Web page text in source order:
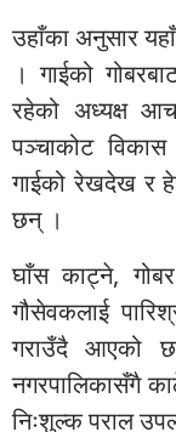
उहाँका अनुसार
। गाईको
रहेको अध्यक्ष
पञ्चाकोट
गाईको रेखदेख र
छन् ।
घाँस काट्ने,
गौसेवकलाई
गराउँदै आएको
नगरपालिकासँगै
निःशुल्क पराल